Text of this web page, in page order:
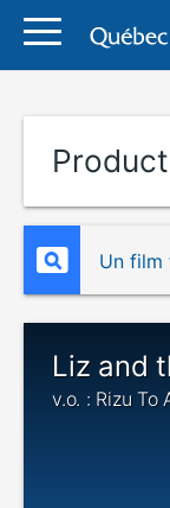
Un film
Liz and
v.o. : Rizu To